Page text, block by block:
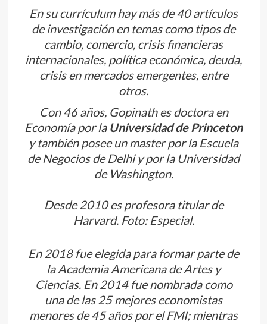
En su currículum hay más de 40 artículos
de investigación en temas como tipos de
cambio, comercio, crisis financieras
internacionales, política económica, deuda,
crisis en mercados emergentes, entre
otros.
Con 46 años, Gopinath es doctora en
Economía por la Universidad de Princeton
y también posee un master por la Escuela
de Negocios de Delhi y por la Universidad
de Washington.
Desde 2010 es profesora titular de
Harvard. Foto: Especial.
En 2018 fue elegida para formar parte de
la Academia Americana de Artes y
Ciencias. En 2014 fue nombrada como
una de las 25 mejores economistas
menores de 45 años por el FMI; mientras